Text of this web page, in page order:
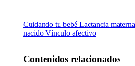
Cuidando tu bebé Lactancia materna
nacido Vínculo afectivo
Contenidos relacionados